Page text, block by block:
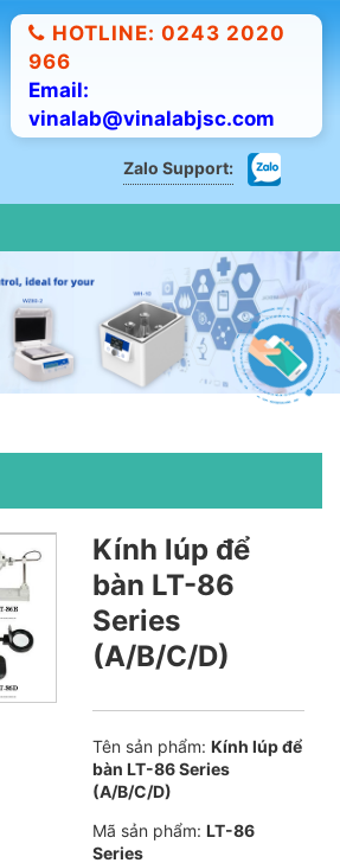
HOTLINE: 0243 2020
966
Email:
vinalab@vinalabjsc.com
Zalo Support:
Kính lúp để
bàn LT-86
Series
(A/B/C/D)
Tên sản phẩm: Kính lúp để
bàn LT-86 Series
(A/B/C/D)
Mã sản phẩm: LT-86
Series